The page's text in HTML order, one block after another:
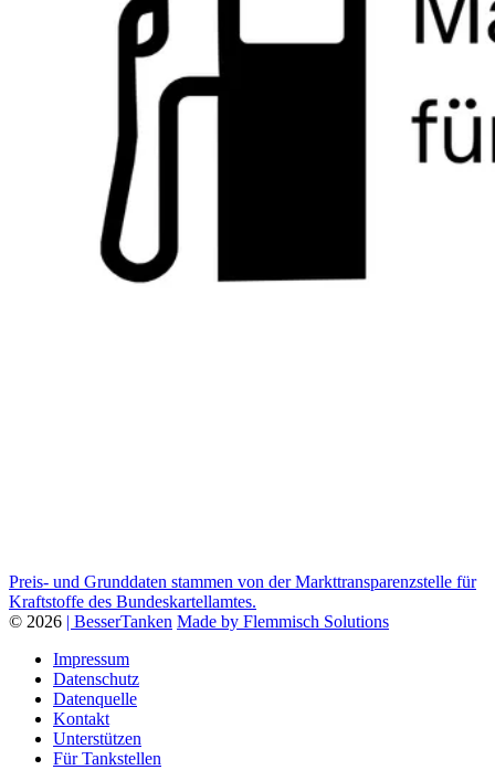
Preis- und Grunddaten stammen von der Markttransparenzstelle für
Kraftstoffe des Bundeskartellamtes.
© 2026 | BesserTanken Made by Flemmisch Solutions
Impressum
Datenschutz
Datenquelle
Kontakt
Unterstützen
Für Tankstellen